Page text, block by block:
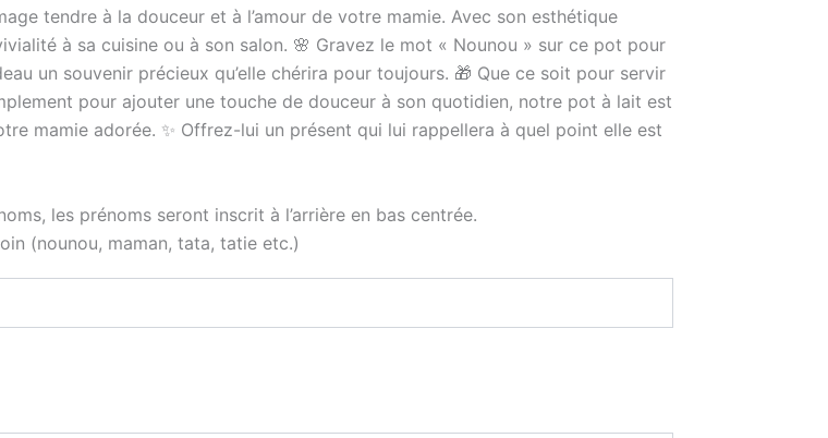
tendre à la douceur et à l’amour de votre mamie. Avec son esthétique
à sa cuisine ou à son salon. 🌸 Gravez le mot « Nounou » sur ce pot pour
un souvenir précieux qu’elle chérira pour toujours. 🎁 Que ce soit pour servir
pour ajouter une touche de douceur à son quotidien, notre pot à lait est
mamie adorée. ✨ Offrez-lui un présent qui lui rappellera à quel point elle est
les prénoms seront inscrit à l’arrière en bas centrée.
(nounou, maman, tata, tatie etc.)